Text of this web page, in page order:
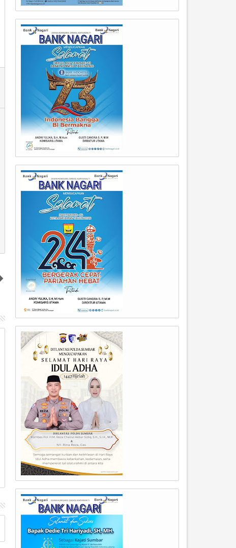
22
May
DPRD Sumbar Gelar Rapat
Paripurna Penetapan
Rekomendasi DPRD terhadap LKPJ
Kepala Daerah Provinsi Sumatera
Barat Tahun 2023.